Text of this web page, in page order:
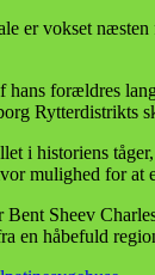
er vokset
forældres
Rytterdistrikts
i historiens
mulighed for
Sheev
en håbefuld